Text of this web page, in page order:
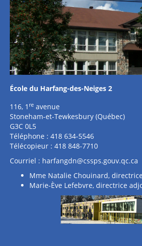
École du Harfang-des-Neiges 2
116, 1 re avenue
Stoneham-et-Tewkesbury (Québec)
G3C 0L5
Téléphone : 418 634-5546
Télécopieur : 418 848-7710
Courriel : harfangdn@cssps.gouv.qc.ca
Mme Natalie Chouinard, directrice
Marie-Ève Lefebvre, directrice